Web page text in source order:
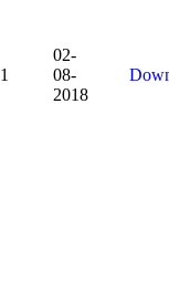
1
02-
08-
2018